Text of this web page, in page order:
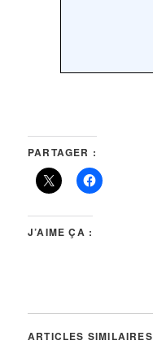
PARTAGER :
J’AIME ÇA :
ARTICLES SIMILAIRES